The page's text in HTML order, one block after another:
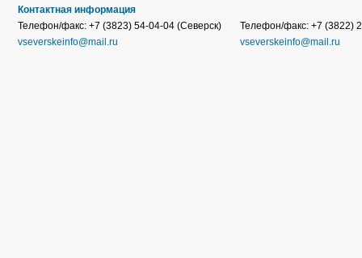
Контактная информация
Телефон/факс: +7 (3823) 54-04-04 (Северск)
vseverskeinfo@mail.ru
Телефон/факс: +7 (3822)
vseverskeinfo@mail.ru